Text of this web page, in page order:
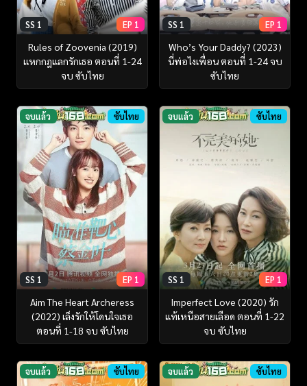
SS 1 EP 1
Rules of Zoovenia (2019)
แหกกฎแลกรักเธอ ตอนที่ 1-24
จบ ซับไทย
SS 1 EP 1
Who’s Your Daddy? (2023)
นี่พ่อไงเพื่อน ตอนที่ 1-24 จบ
ซับไทย
จบแล้ว ซับไทย
SS 1 EP 1
Aim The Heart Archeress
(2022) เล็งรักให้โดนใจเธอ
ตอนที่ 1-18 จบ ซับไทย
จบแล้ว ซับไทย
SS 1 EP 1
Imperfect Love (2020) รัก
แท้เหนือสายเลือด ตอนที่ 1-22
จบ ซับไทย
จบแล้ว ซับไทย จบแล้ว ซับไทย